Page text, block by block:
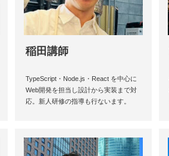
稲田講師
TypeScript・Node.js・React を中心に
Web開発を担当し設計から実装まで対
応。新人研修の指導も行ないます。